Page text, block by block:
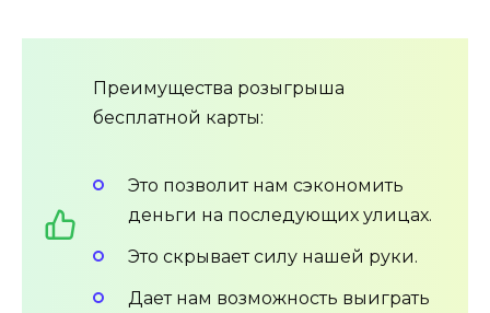
Преимущества розыгрыша
бесплатной карты:
Это позволит нам сэкономить
деньги на последующих улицах.
Это скрывает силу нашей руки.
Дает нам возможность выиграть